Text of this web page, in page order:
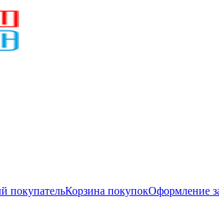
покупательКорзина покупокОформление